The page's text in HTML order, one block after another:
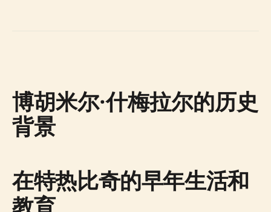
博胡米尔·什梅拉尔的历史
背景
在特热比奇的早年生活和